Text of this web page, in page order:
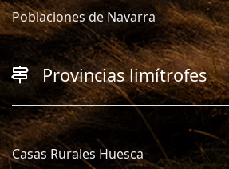
Poblaciones de Navarra
Provincias limítrofes
Casas Rurales Huesca